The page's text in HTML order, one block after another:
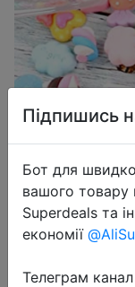
Підпишись
Бот для
вашого товару
Superdeals та
економії
Телеграм